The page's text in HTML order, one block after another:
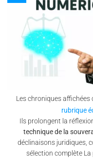
Les chroniques affichées
rubrique
Ils prolongent la
technique de la
déclinaisons juridiques,
sélection complète